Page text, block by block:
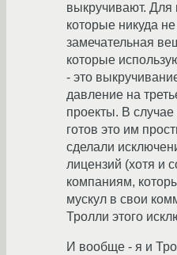
выкручивают. Для
которые никуда
замечательная
которые
- это
давление на
проекты. В случае
готов это им
сделали
лицензий (хотя и
компаниям,
мускул в свои
Тролли этого
И вообще - я и